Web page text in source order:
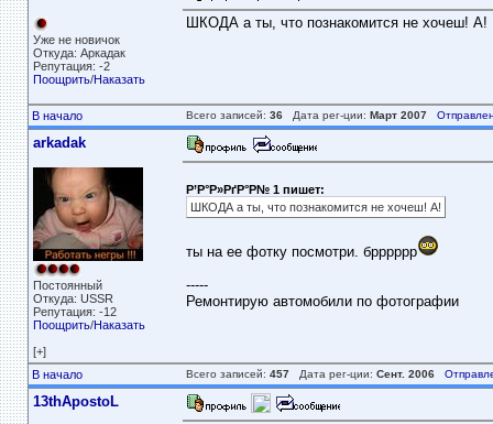
Уже не новичок
Откуда: Аркадак
Репутация: -2
Поощрить/Наказать
ШКОДА а ты, что познакомится не хочеш! А!
В начало Всего записей: 36Дата рег-ции: Март 2007
arkadak
Постоянный
Откуда: USSR
Репутация: -12
Поощрить/Наказать
[+]
Р’Р°Р»РґР°Р№ 1 пишет:
ШКОДА а ты, что познакомится не хочеш! А!
ты на ее фотку посмотри. брррррр
-----
Ремонтирую автомобили по фотографии
В начало Всего записей: 457Дата рег-ции: Сент. 2006
13thApostoL